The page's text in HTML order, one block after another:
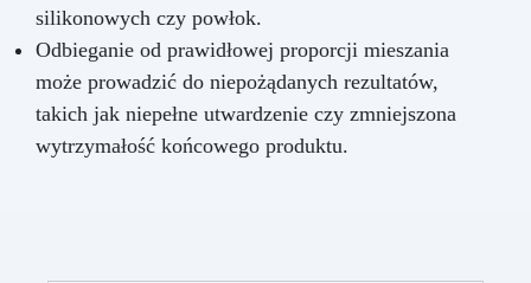
silikonowych czy powłok.
Odbieganie od prawidłowej proporcji mieszania
może prowadzić do niepożądanych rezultatów,
takich jak niepełne utwardzenie czy zmniejszona
wytrzymałość końcowego produktu.